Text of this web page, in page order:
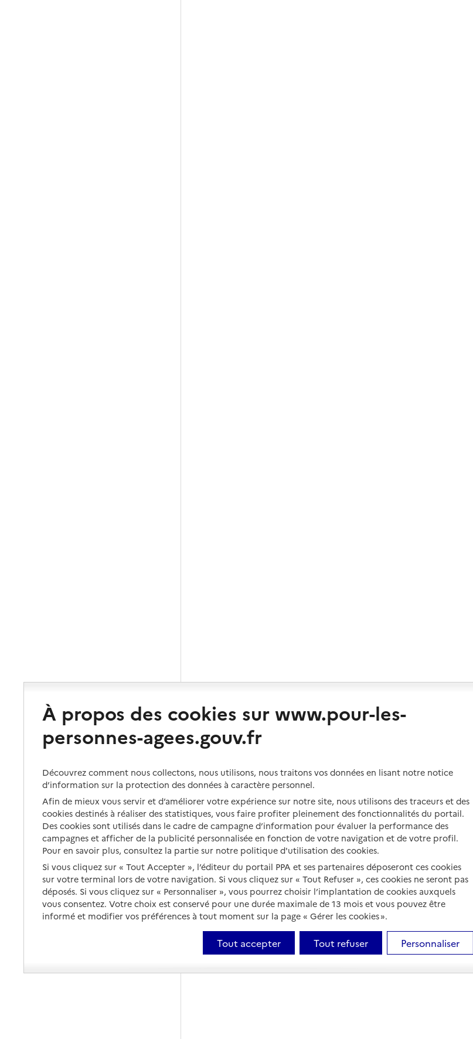
À propos des cookies sur www.pour-les-
personnes-agees.gouv.fr
Découvrez comment nous collectons, nous utilisons, nous traitons vos données en lisant notre notice
d’information sur la protection des données à caractère personnel.
Afin de mieux vous servir et d’améliorer votre expérience sur notre site, nous utilisons des traceurs et des
cookies destinés à réaliser des statistiques, vous faire profiter pleinement des fonctionnalités du portail.
Des cookies sont utilisés dans le cadre de campagne d’information pour évaluer la performance des
campagnes et afficher de la publicité personnalisée en fonction de votre navigation et de votre profil.
Pour en savoir plus, consultez la partie sur notre politique d'utilisation des cookies.
Si vous cliquez sur « Tout Accepter », l’éditeur du portail PPA et ses partenaires déposeront ces cookies
sur votre terminal lors de votre navigation. Si vous cliquez sur « Tout Refuser », ces cookies ne seront pas
déposés. Si vous cliquez sur « Personnaliser », vous pourrez choisir l’implantation de cookies auxquels
vous consentez. Votre choix est conservé pour une durée maximale de 13 mois et vous pouvez être
informé et modifier vos préférences à tout moment sur la page « Gérer les cookies ».
Tout accepter Tout refuser Personnaliser